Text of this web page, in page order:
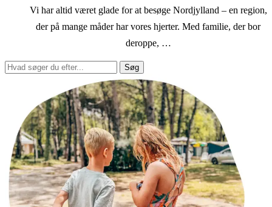
Vi har altid været glade for at besøge Nordjylland – en region,
der på mange måder har vores hjerter. Med familie, der bor
deroppe, …